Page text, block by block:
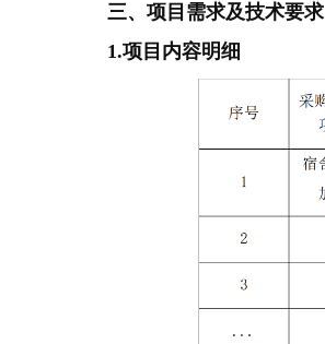
三、项目需求及技术要求
1.项目内容明细